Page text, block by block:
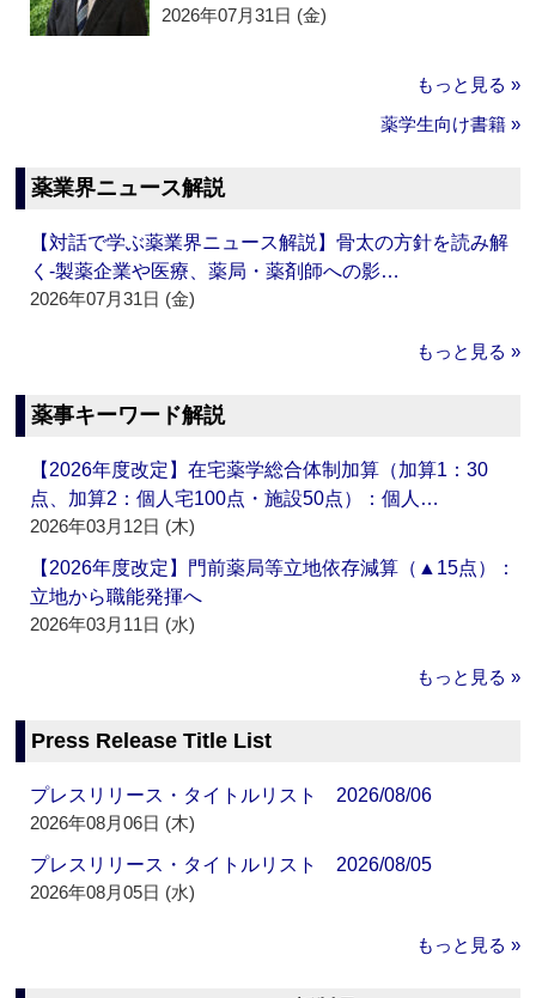
2026年07月31日 (金)
もっと見る »
薬学生向け書籍 »
薬業界ニュース解説
【対話で学ぶ薬業界ニュース解説】骨太の方針を読み解
く‐製薬企業や医療、薬局・薬剤師への影…
2026年07月31日 (金)
もっと見る »
薬事キーワード解説
【2026年度改定】在宅薬学総合体制加算（加算1：30
点、加算2：個人宅100点・施設50点）：個人…
2026年03月12日 (木)
【2026年度改定】門前薬局等立地依存減算（▲15点）：
立地から職能発揮へ
2026年03月11日 (水)
もっと見る »
Press Release Title List
プレスリリース・タイトルリスト 2026/08/06
2026年08月06日 (木)
プレスリリース・タイトルリスト 2026/08/05
2026年08月05日 (水)
もっと見る »